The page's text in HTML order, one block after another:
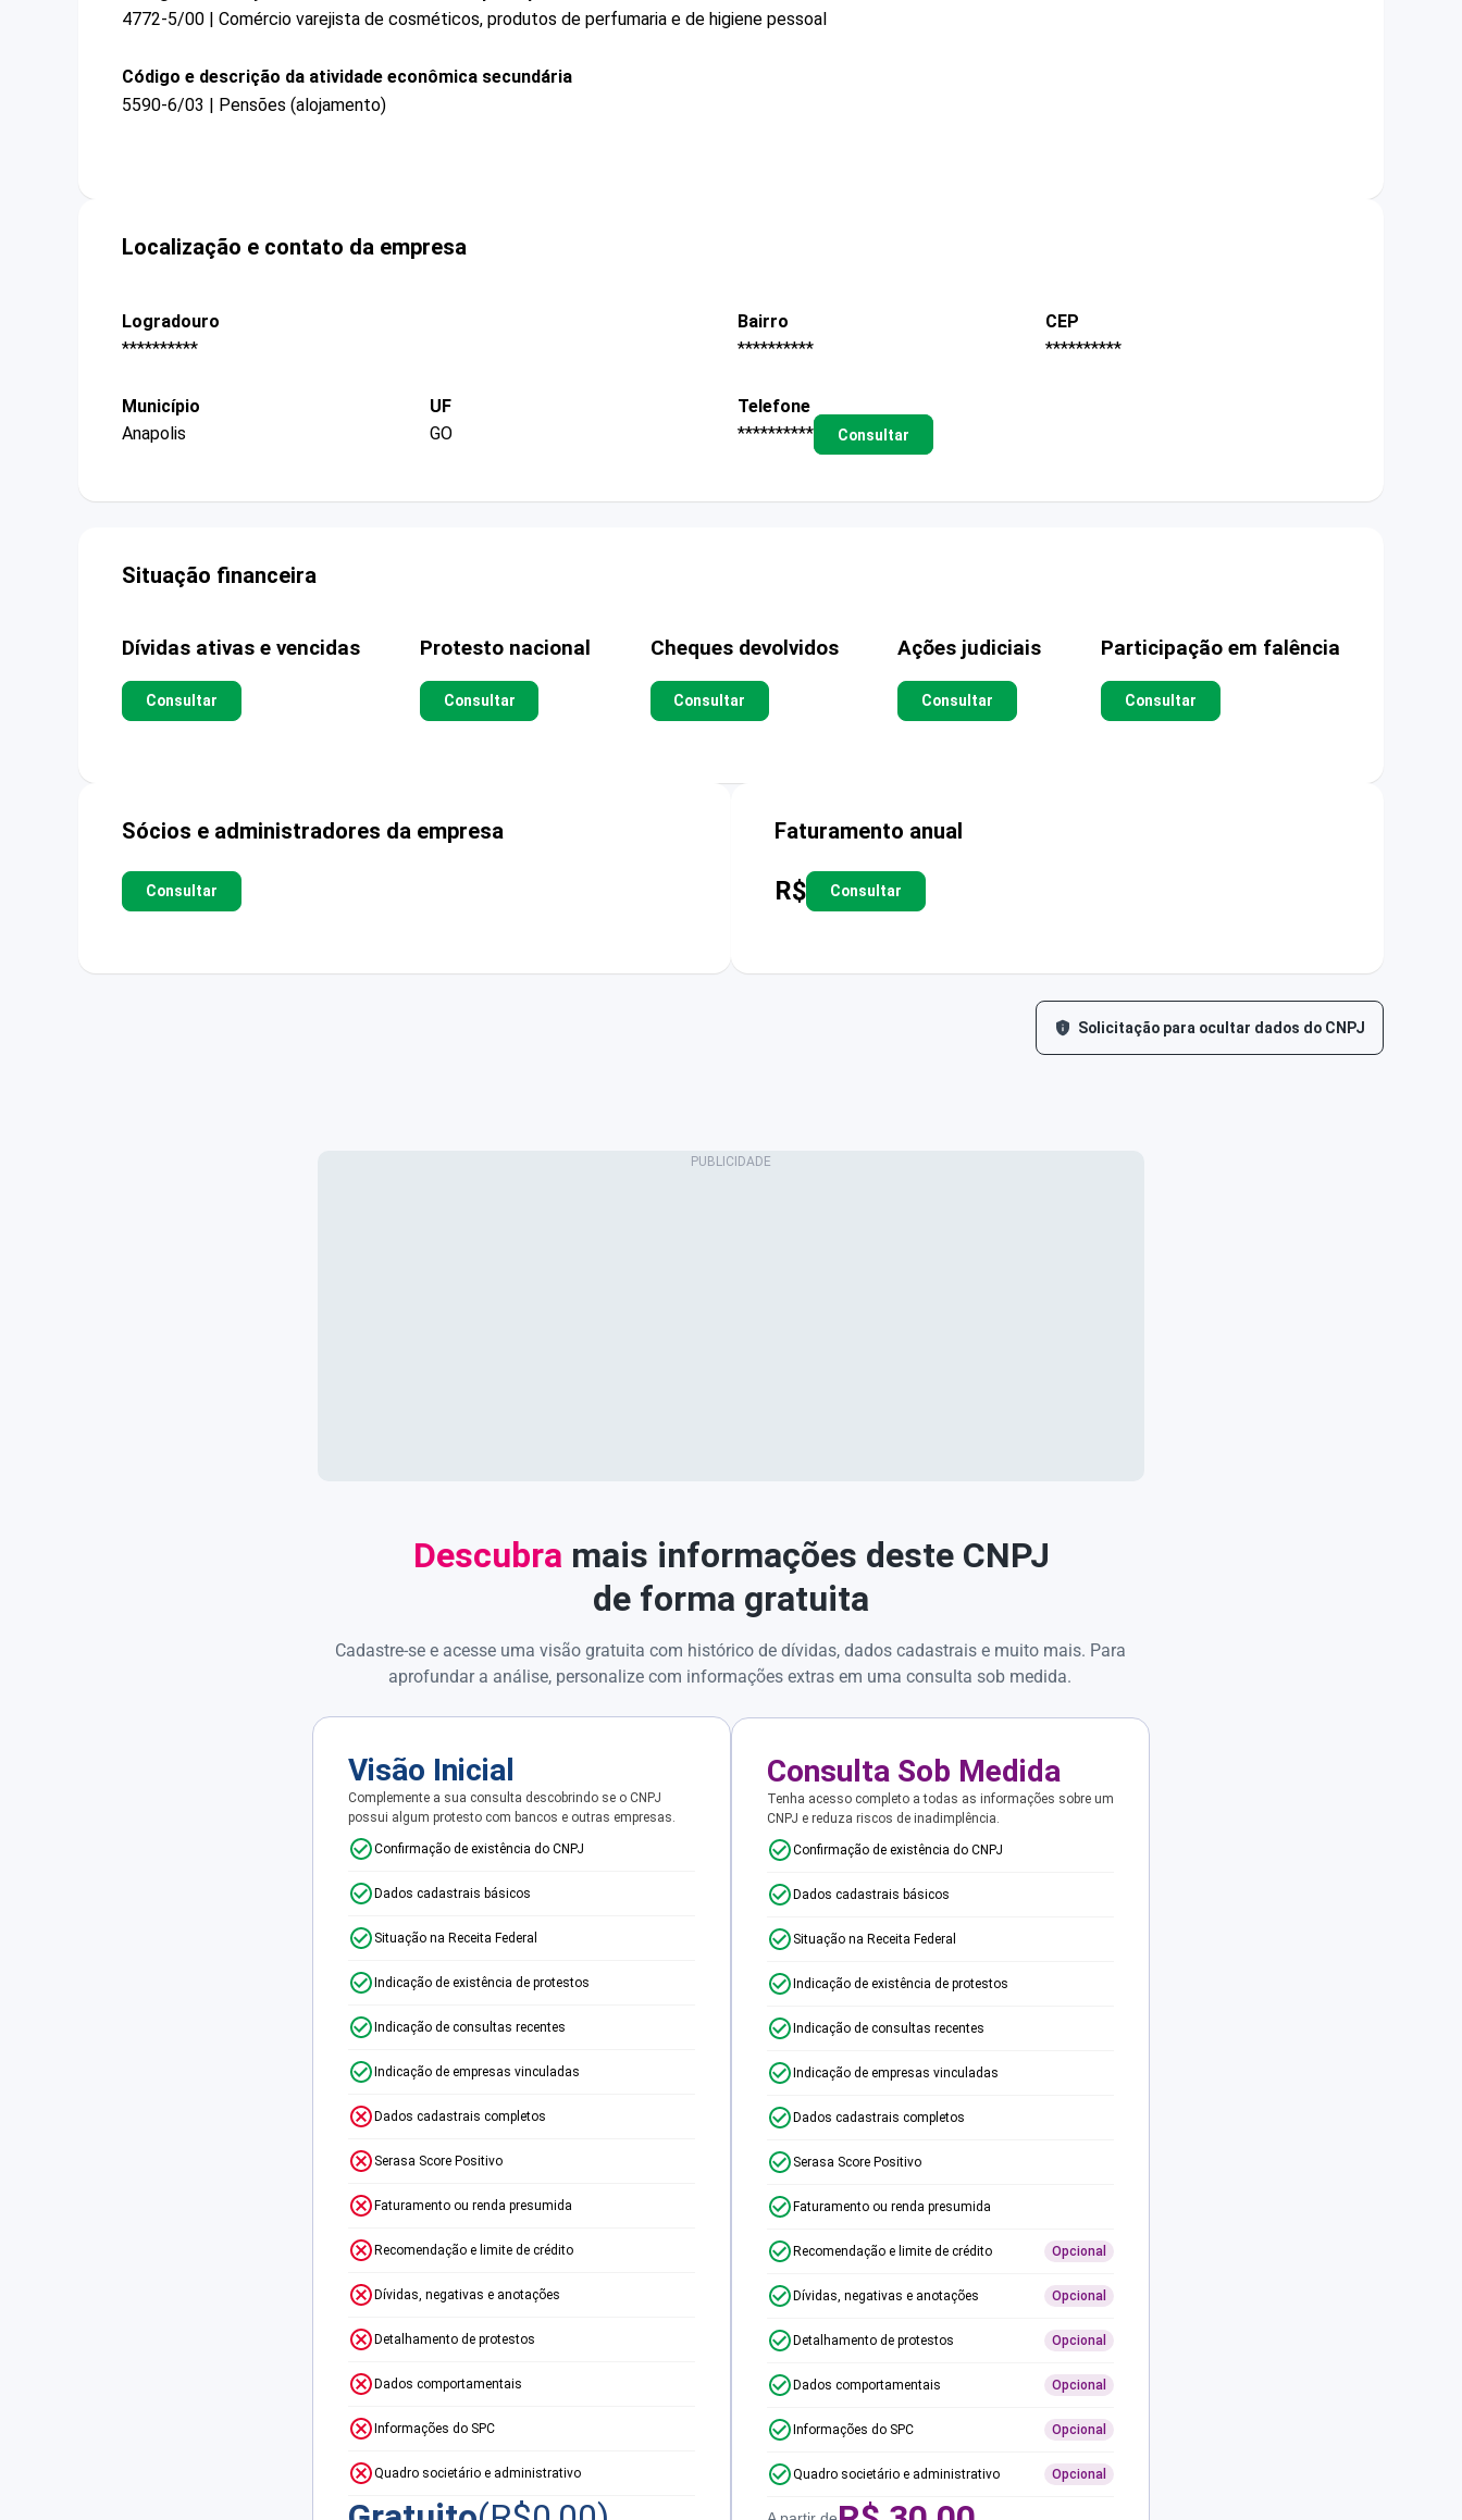
4772-5/00 | Comércio varejista de cosméticos, produtos de perfumaria e de higiene pessoal
Código e descrição da atividade econômica secundária
5590-6/03 | Pensões (alojamento)
Localização e contato da empresa
Logradouro
**********
Bairro
**********
CEP
**********
Município
Anapolis
UF
GO
Telefone
**********
Consultar
Situação financeira
Dívidas ativas e vencidas
Consultar
Protesto nacional
Consultar
Cheques devolvidos
Consultar
Ações judiciais
Consultar
Participação em falência
Consultar
Sócios e administradores da empresa
Consultar
Faturamento anual
R$ Consultar
Solicitação para ocultar dados do CNPJ
Descubra mais informações deste CNPJ
de forma gratuita
Cadastre-se e acesse uma visão gratuita com histórico de dívidas, dados cadastrais e muito mais. Para
aprofundar a análise, personalize com informações extras em uma consulta sob medida.
Visão Inicial
Complemente a sua consulta descobrindo se o CNPJ
possui algum protesto com bancos e outras empresas.
Confirmação de existência do CNPJ
Dados cadastrais básicos
Situação na Receita Federal
Indicação de existência de protestos
Indicação de consultas recentes
Indicação de empresas vinculadas
Dados cadastrais completos
Serasa Score Positivo
Faturamento ou renda presumida
Recomendação e limite de crédito
Dívidas, negativas e anotações
Detalhamento de protestos
Dados comportamentais
Informações do SPC
Quadro societário e administrativo
Consulta Sob Medida
Tenha acesso completo a todas as informações sobre um
CNPJ e reduza riscos de inadimplência.
Confirmação de existência do CNPJ
Dados cadastrais básicos
Situação na Receita Federal
Indicação de existência de protestos
Indicação de consultas recentes
Indicação de empresas vinculadas
Dados cadastrais completos
Serasa Score Positivo
Faturamento ou renda presumida
Recomendação e limite de crédito Opcional
Dívidas, negativas e anotações Opcional
Detalhamento de protestos Opcional
Dados comportamentais Opcional
Informações do SPC Opcional
Quadro societário e administrativo Opcional